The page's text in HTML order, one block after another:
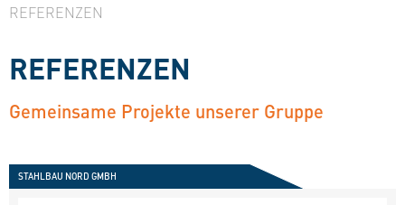
REFERENZEN
REFERENZEN
Gemeinsame Projekte unserer Gruppe
STAHLBAU NORD GMBH